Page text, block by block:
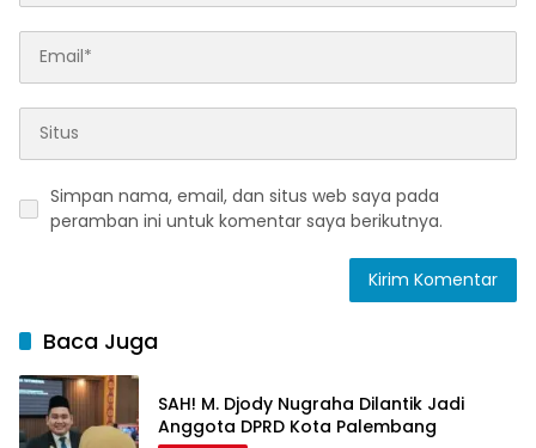
Simpan nama, email, dan situs web saya pada
peramban ini untuk komentar saya berikutnya.
Baca Juga
SAH! M. Djody Nugraha Dilantik Jadi
Anggota DPRD Kota Palembang